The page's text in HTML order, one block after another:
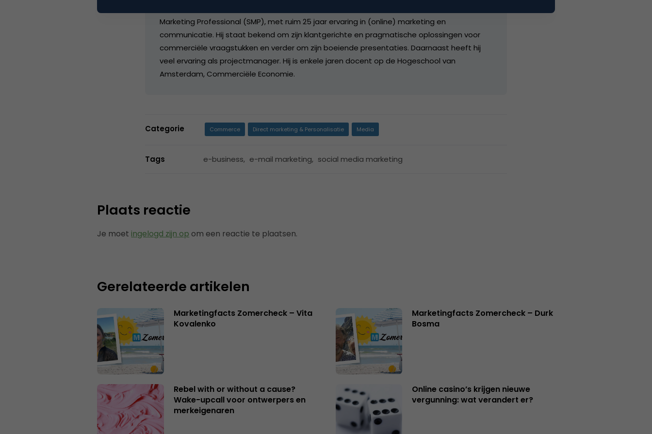
Marketing Professional (SMP), met ruim 25 jaar ervaring in (online) marketing en
communicatie. Hij staat bekend om zijn klantgerichte en pragmatische oplossingen voor
commerciële vraagstukken en verder om zijn boeiende presentaties. Daarnaast heeft hij
veel ervaring als projectmanager. Hij is enkele jaren docent op de Hogeschool van
Amsterdam, Commerciële Economie.
Categorie Commerce Direct marketing & Personalisatie Media
Tags e-business, e-mail marketing, social media marketing
Plaats reactie
Je moet ingelogd zijn op om een reactie te plaatsen.
Gerelateerde artikelen
Marketingfacts Zomercheck – Vita
Kovalenko
Marketingfacts Zomercheck – Durk
Bosma
Rebel with or without a cause?
Wake-upcall voor ontwerpers en
merkeigenaren
Online casino’s krijgen nieuwe
vergunning: wat verandert er?